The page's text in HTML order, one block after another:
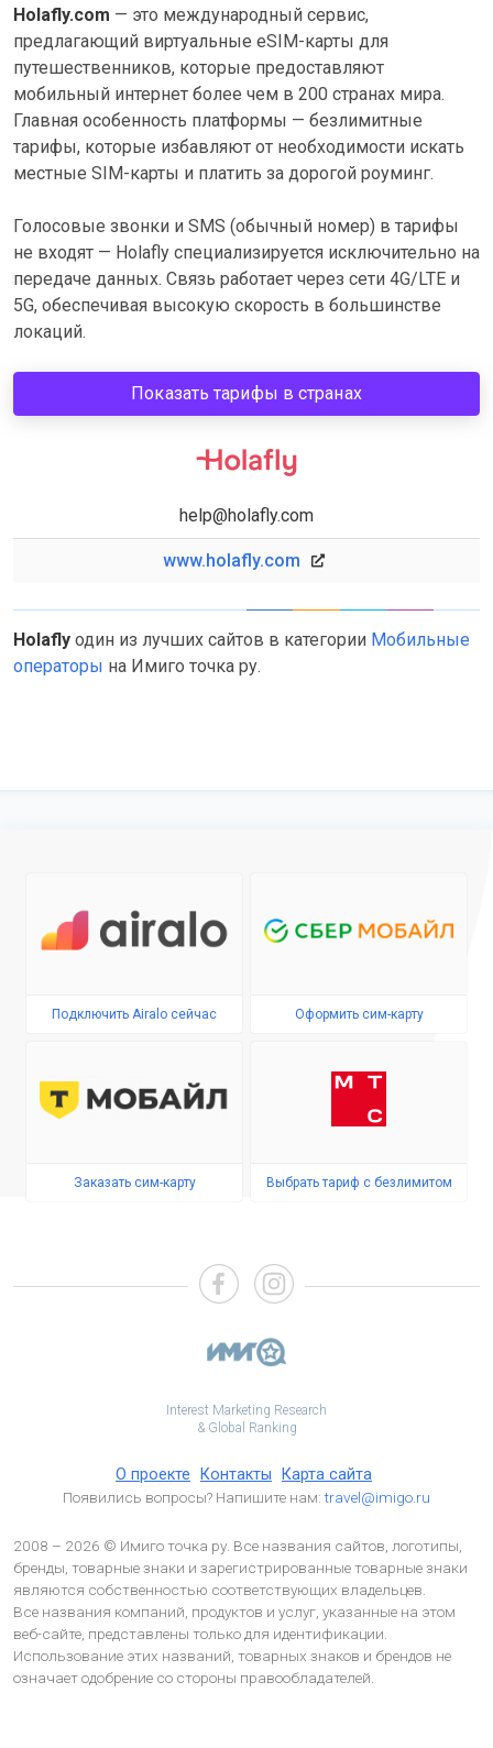
Holafly.com — это международный сервис,
предлагающий виртуальные eSIM-карты для
путешественников, которые предоставляют
мобильный интернет более чем в 200 странах мира.
Главная особенность платформы — безлимитные
тарифы, которые избавляют от необходимости искать
местные SIM-карты и платить за дорогой роуминг.
Голосовые звонки и SMS (обычный номер) в тарифы
не входят — Holafly специализируется исключительно на
передаче данных. Связь работает через сети 4G/LTE и
5G, обеспечивая высокую скорость в большинстве
локаций.
Показать тарифы в странах
help@holafly.com
www.holafly.com
Holafly один из лучших сайтов в категории Мобильные
операторы на Имиго точка ру.
Подключить Airalo сейчас Оформить сим-карту
Заказать сим-карту Выбрать тариф с безлимитом
Interest Marketing Research
& Global Ranking
О проекте Контакты Карта сайта
Появились вопросы? Напишите нам:travel@imigo.ru
2008 – 2026 © Имиго точка ру. Все названия сайтов, логотипы,
бренды, товарные знаки и зарегистрированные товарные знаки
являются собственностью соответствующих владельцев.
Все названия компаний, продуктов и услуг, указанные на этом
веб-сайте, представлены только для идентификации.
Использование этих названий, товарных знаков и брендов не
означает одобрение со стороны правообладателей.